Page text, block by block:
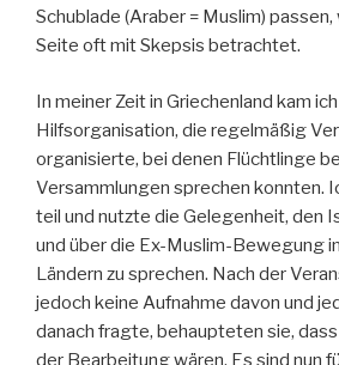
Schublade (Araber = Muslim)
Seite oft mit Skepsis betrachtet.
In meiner Zeit in Griechenland kam
Hilfsorganisation, die regelmäßig
organisierte, bei denen Flüchtlinge
Versammlungen sprechen konnten.
teil und nutzte die Gelegenheit, den
und über die Ex-Muslim-Bewegung
Ländern zu sprechen. Nach der
jedoch keine Aufnahme davon und
danach fragte, behaupteten sie,
der Bearbeitung wären. Es sind nun